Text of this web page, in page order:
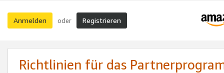
Anmelden oder Registrieren
Richtlinien für das